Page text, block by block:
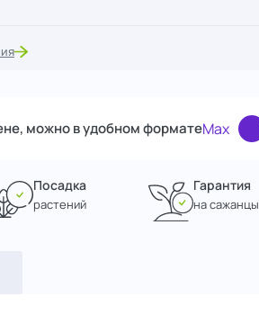
можно в удобном форматеMax
Посадка
растений
Гарантия
на сажанцы